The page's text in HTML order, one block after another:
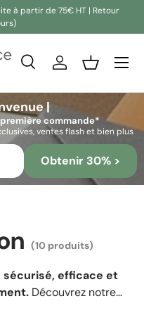
à partir de 75€ HT | Retour
RechercheSe connecter
Panier
|
commande*
ventes flash et bien plus
Obtenir 30% >
(10 produits)
sécurisé, efficace et
Découvrez notre